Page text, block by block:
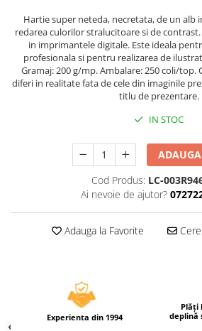
Caiete A4
Produse si rechizite scolare
Caiete si produse din hartie
Caiete A5
Caiete A4
Caiete incepatori Tip I, II, III
Caiete speciale
Hartie creponata
Etichete scolare
Accesorii pictura
Hartie super neteda, necretata, de un alb
redarea culorilor stralucitoare si de
in imprimantele digitale. Este ideala
profesionala si pentru realizarea de
Gramaj: 200 g/mp. Ambalare: 250 coli/
diferi in realitate fata de cele din imaginile
titlu de prezentare.
IN STOC
Cod Produs: LC-
Ai nevoie de ajutor?
Adauga la Favorite Cere
Experienta din 1994
Plăți
deplină